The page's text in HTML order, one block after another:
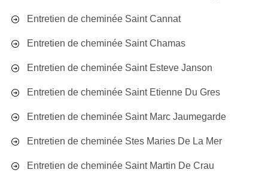
Entretien de cheminée Saint Cannat
Entretien de cheminée Saint Chamas
Entretien de cheminée Saint Esteve Janson
Entretien de cheminée Saint Etienne Du Gres
Entretien de cheminée Saint Marc Jaumegarde
Entretien de cheminée Stes Maries De La Mer
Entretien de cheminée Saint Martin De Crau